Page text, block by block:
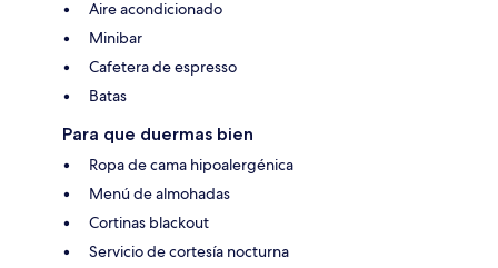
Aire acondicionado
Minibar
Cafetera de espresso
Batas
Para que duermas bien
Ropa de cama hipoalergénica
Menú de almohadas
Cortinas blackout
Servicio de cortesía nocturna